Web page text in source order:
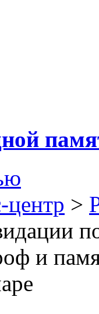
центр >
и